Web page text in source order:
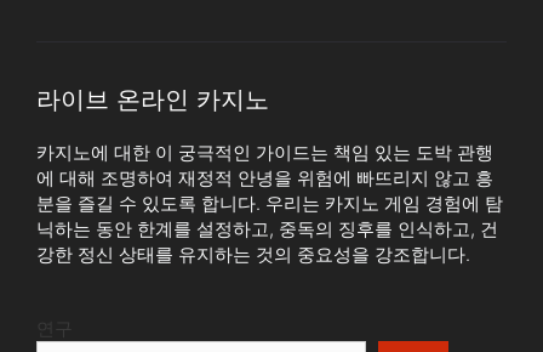
라이브 온라인 카지노
카지노에 대한 이 궁극적인 가이드는 책임 있는 도박 관행
에 대해 조명하여 재정적 안녕을 위험에 빠뜨리지 않고 흥
분을 즐길 수 있도록 합니다. 우리는 카지노 게임 경험에 탐
닉하는 동안 한계를 설정하고, 중독의 징후를 인식하고, 건
강한 정신 상태를 유지하는 것의 중요성을 강조합니다.
연구